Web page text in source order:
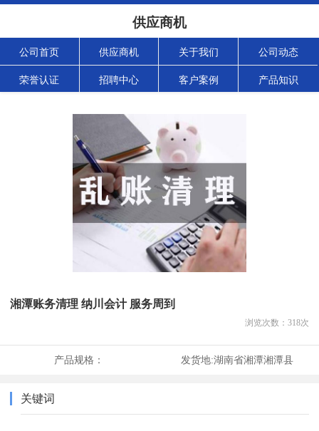
供应商机
公司首页 供应商机 关于我们 公司动态
荣誉认证 招聘中心 客户案例 产品知识
湘潭账务清理 纳川会计 服务周到
浏览次数： 318次
产品规格： 发货地:湖南省湘潭湘潭县
关键词